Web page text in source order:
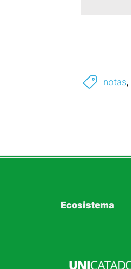
notas,
Ecosistema